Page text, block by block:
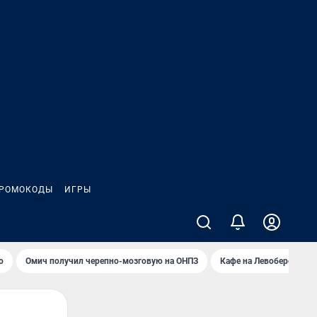
ИГРЫ
Омич получил черепно-мозговую на ОНПЗ Кафе на Левобережье